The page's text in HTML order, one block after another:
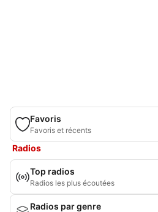
Favoris
Favoris et récents
Radios
Top radios
Radios les plus écoutées
Radios par genre